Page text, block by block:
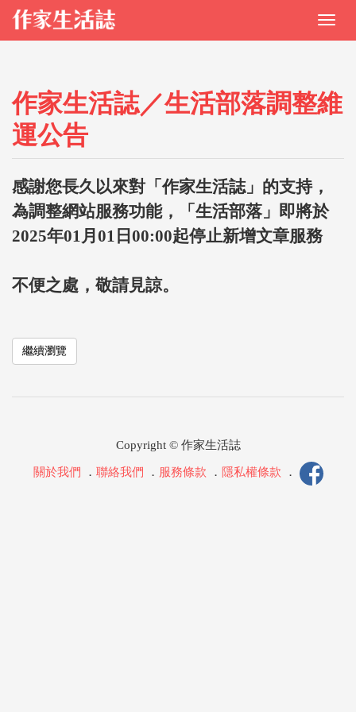
作家生活誌／生活部落調整維
運公告
感謝您長久以來對「作家生活誌」的支持，
為調整網站服務功能，「生活部落」即將於
2025年01月01日00:00起停止新增文章服務
不便之處，敬請見諒。
繼續瀏覽
Copyright © 作家生活誌
關於我們 ． 聯絡我們 ． 服務條款 ． 隱私權條款 ．